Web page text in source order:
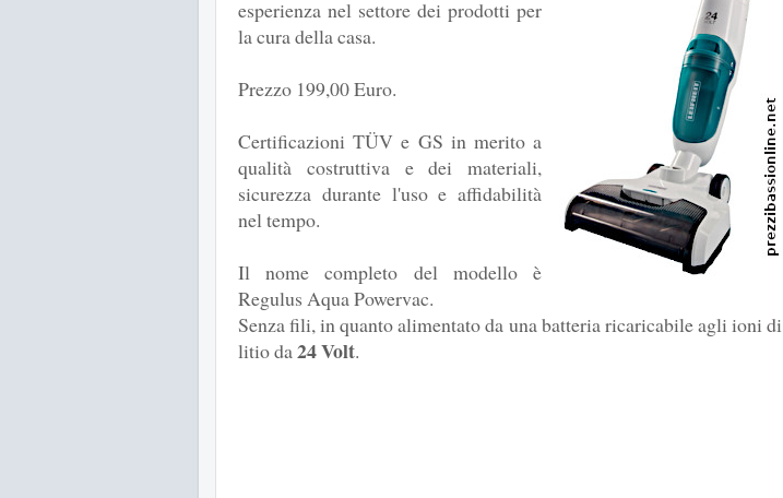
esperienza nel settore dei prodotti per
la cura della casa.
Prezzo 199,00 Euro.
Certificazioni TÜV e GS in merito a
qualità costruttiva e dei materiali,
sicurezza durante l'uso e affidabilità
nel tempo.
Il nome completo del modello è
Regulus Aqua Powervac.
Senza fili, in quanto alimentato da una batteria ricaricabile agli ioni di
litio da24 Volt.